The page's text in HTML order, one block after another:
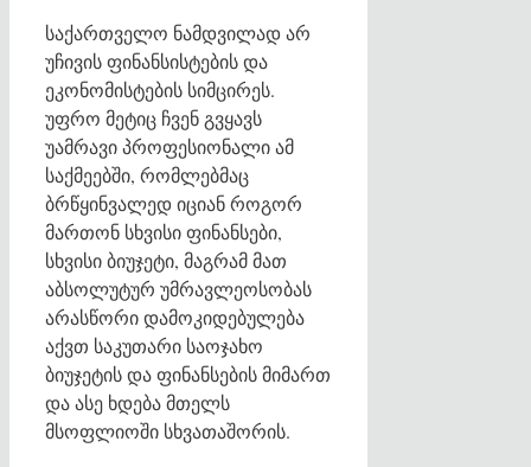
საქართველო ნამდვილად არ
უჩივის ფინანსისტების და
ეკონომისტების სიმცირეს.
უფრო მეტიც ჩვენ გვყავს
უამრავი პროფესიონალი ამ
საქმეებში, რომლებმაც
ბრწყინვალედ იციან როგორ
მართონ სხვისი ფინანსები,
სხვისი ბიუჯეტი, მაგრამ მათ
აბსოლუტურ უმრავლეოსობას
არასწორი დამოკიდებულება
აქვთ საკუთარი საოჯახო
ბიუჯეტის და ფინანსების მიმართ
და ასე ხდება მთელს
მსოფლიოში სხვათაშორის.